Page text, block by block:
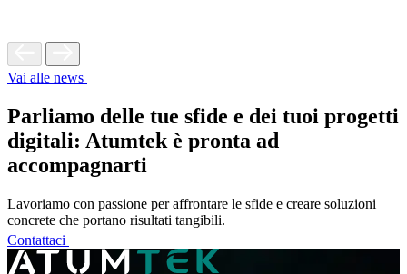
Vai alle news
Parliamo delle tue sfide e dei tuoi progetti
digitali: Atumtek è pronta ad
accompagnarti
Lavoriamo con passione per affrontare le sfide e creare soluzioni
concrete che portano risultati tangibili.
Contattaci